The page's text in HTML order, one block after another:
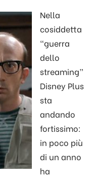
Nella
cosiddetta
“guerra
dello
streaming”
Disney Plus
sta
andando
fortissimo:
in poco più
di un anno
ha